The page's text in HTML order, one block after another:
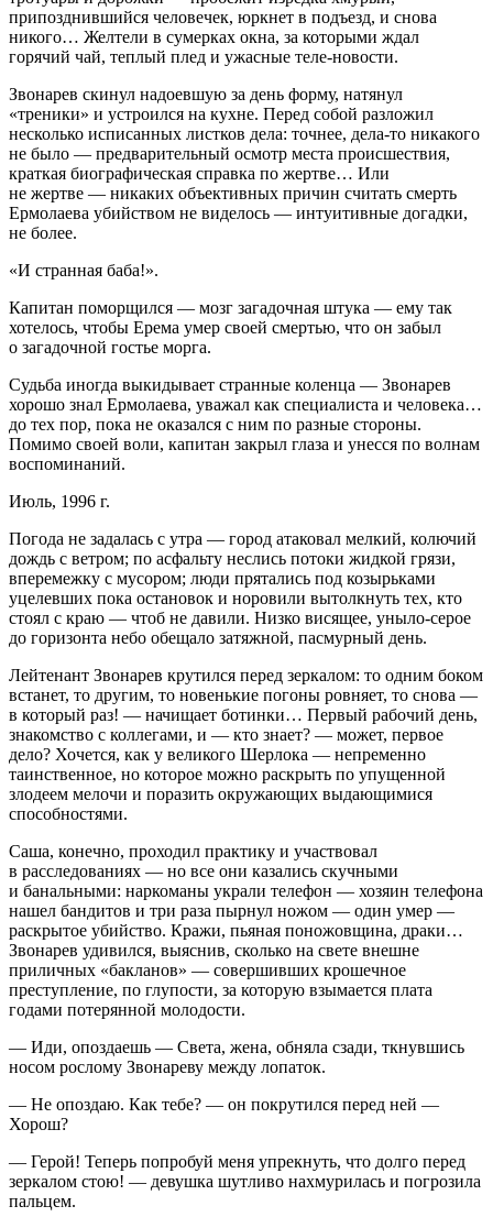
припозднившийся человечек, юркнет в подъезд, и снова
никого… Желтели в сумерках окна, за которыми ждал
горячий чай, теплый плед и ужасные теле-новости.
Звонарев скинул надоевшую за день форму, натянул
«треники» и устроился на кухне. Перед собой разложил
несколько исписанных листков дела: точнее, дела-то никакого
не было — предварительный осмотр места происшествия,
краткая биографическая справка по жертве… Или
не жертве — никаких объективных причин считать смерть
Ермолаева убийством не виделось — интуитивные догадки,
не более.
«И странная баба!».
Капитан поморщился — мозг загадочная штука — ему так
хотелось, чтобы Ерема умер своей смертью, что он забыл
о загадочной гостье морга.
Судьба иногда выкидывает странные коленца — Звонарев
хорошо знал Ермолаева, уважал как специалиста и человека…
до тех пор, пока не оказался с ним по разные стороны.
Помимо своей воли, капитан закрыл глаза и унесся по волнам
воспоминаний.
Июль, 1996 г.
Погода не задалась с утра — город атаковал мелкий, колючий
дождь с ветром; по асфальту неслись потоки жидкой грязи,
вперемежку с мусором; люди прятались под козырьками
уцелевших пока остановок и норовили вытолкнуть тех, кто
стоял с краю — чтоб не давили. Низко висящее, уныло-серое
до горизонта небо обещало затяжной, пасмурный день.
Лейтенант Звонарев крутился перед зеркалом: то одним боком
встанет, то другим, то новенькие погоны ровняет, то снова —
в который раз! — начищает ботинки… Первый рабочий день,
знакомство с коллегами, и — кто знает? — может, первое
дело? Хочется, как у великого Шерлока — непременно
таинственное, но которое можно раскрыть по упущенной
злодеем мелочи и поразить окружающих выдающимися
способностями.
Саша, конечно, проходил практику и участвовал
в расследованиях — но все они казались скучными
и банальными: наркоманы украли телефон — хозяин телефона
нашел бандитов и три раза пырнул ножом — один умер —
раскрытое убийство. Кражи, пьяная поножовщина, драки…
Звонарев удивился, выяснив, сколько на свете внешне
приличных «бакланов» — совершивших крошечное
преступление, по глупости, за которую взымается плата
годами потерянной молодости.
— Иди, опоздаешь — Света, жена, обняла сзади, ткнувшись
носом рослому Звонареву между лопаток.
— Не опоздаю. Как тебе? — он покрутился перед ней —
Хорош?
— Герой! Теперь попробуй меня упрекнуть, что долго перед
зеркалом стою! — девушка шутливо нахмурилась и погрозила
пальцем.